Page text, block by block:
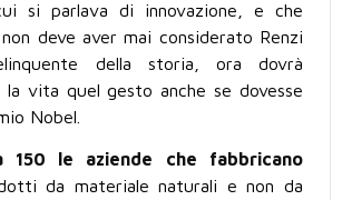
si parlava di innovazione, e che
deve aver mai considerato Renzi
della storia, ora dovrà
vita quel gesto anche se dovesse
Nobel.
150 le aziende che fabbricano
da materiale naturali e non da